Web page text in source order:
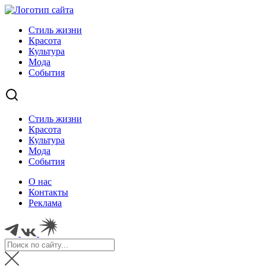
Стиль жизни
Красота
Культура
Мода
События
Стиль жизни
Красота
Культура
Мода
События
О нас
Контакты
Реклама